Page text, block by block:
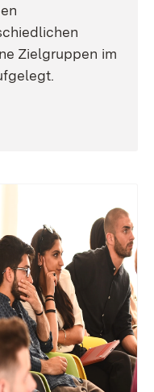
Zielgruppen im